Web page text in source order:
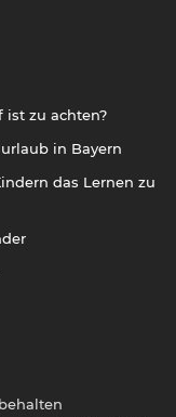
ist zu achten?
in Bayern
das Lernen zu